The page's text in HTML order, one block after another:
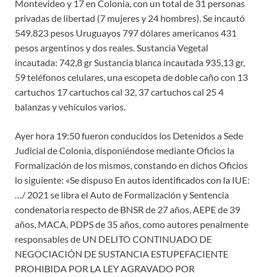
Montevideo y 17 en Colonia, con un total de 31 personas
privadas de libertad (7 mujeres y 24 hombres). Se incautó
549.823 pesos Uruguayos 797 dólares americanos 431
pesos argentinos y dos reales. Sustancia Vegetal
incautada: 742,8 gr Sustancia blanca incautada 935,13 gr,
59 teléfonos celulares, una escopeta de doble caño con 13
cartuchos 17 cartuchos cal 32, 37 cartuchos cal 25 4
balanzas y vehículos varios.
Ayer hora 19:50 fueron conducidos los Detenidos a Sede
Judicial de Colonia, disponiéndose mediante Oficios la
Formalización de los mismos, constando en dichos Oficios
lo siguiente: «Se dispuso En autos identificados con la IUE:
…/ 2021 se libra el Auto de Formalización y Sentencia
condenatoria respecto de BNSR de 27 años, AEPE de 39
años, MACA, PDPS de 35 años, como autores penalmente
responsables de UN DELITO CONTINUADO DE
NEGOCIACIÓN DE SUSTANCIA ESTUPEFACIENTE
PROHIBIDA POR LA LEY AGRAVADO POR